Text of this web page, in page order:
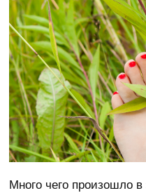
Много чего произошло в